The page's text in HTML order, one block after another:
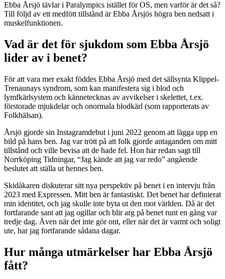
Ebba Årsjö tävlar i Paralympics istället för OS, men varför är det så?
Till följd av ett medfött tillstånd är Ebba Årsjös högra ben nedsatt i
muskelfunktionen.
Vad är det för sjukdom som Ebba Årsjö
lider av i benet?
För att vara mer exakt föddes Ebba Årsjö med det sällsynta Klippel-
Trenaunays syndrom, som kan manifestera sig i blod och
lymfkärlsystem och kännetecknas av avvikelser i skelettet, t.ex.
förstorade mjukdelar och onormala blodkärl (som rapporterats av
Folkhälsan).
Årsjö gjorde sin Instagramdebut i juni 2022 genom att lägga upp en
bild på hans ben. Jag var trött på att folk gjorde antaganden om mitt
tillstånd och ville bevisa att de hade fel. Hon har redan sagt till
Norrköping Tidningar, “Jag kände att jag var redo” angående
beslutet att ställa ut hennes ben.
Skidåkaren diskuterar sitt nya perspektiv på benet i en intervju från
2023 med Expressen. Mitt ben är fantastiskt. Det benet har definierat
min identitet, och jag skulle inte byta ut den mot världen. Då är det
fortfarande sant att jag ogillar och blir arg på benet runt en gång var
tredje dag. Även när det inte gör ont, eller när det är varmt och soligt
ute, har jag fortfarande sådana dagar.
Hur många utmärkelser har Ebba Årsjö
fått?